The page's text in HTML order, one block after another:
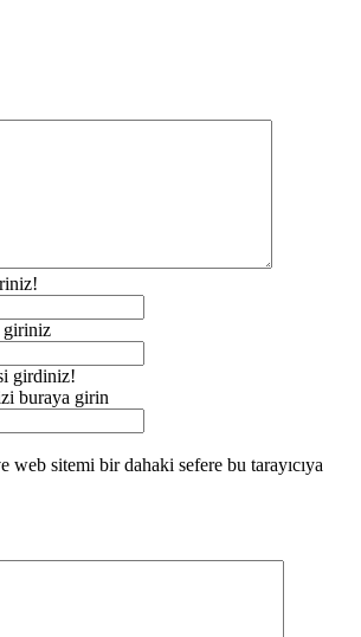
giriniz
girdiniz!
buraya girin
web sitemi bir dahaki sefere bu tarayıcıya